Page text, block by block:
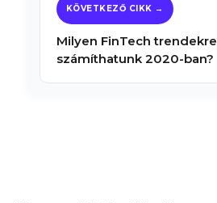
Milyen FinTech trendekre
számíthatunk 2020-ban?